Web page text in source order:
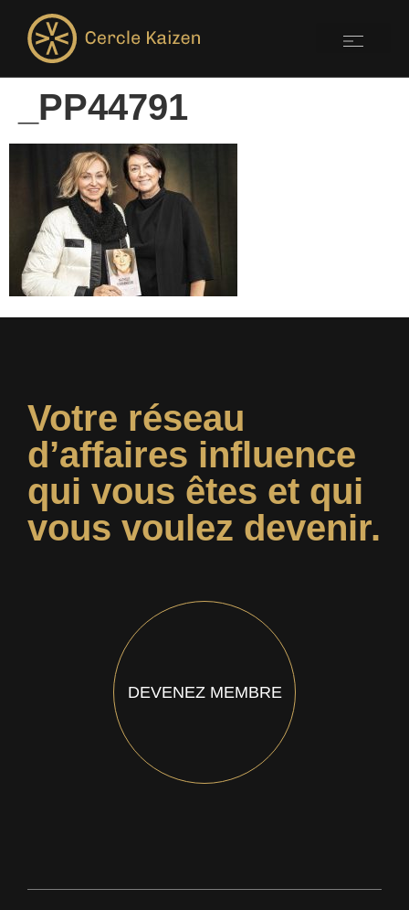
_PP44791
Votre réseau
d’affaires influence
qui vous êtes et qui
vous voulez devenir.
DEVENEZ MEMBRE